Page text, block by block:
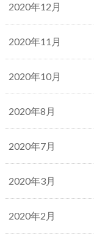
2020年12月
2020年11月
2020年10月
2020年8月
2020年7月
2020年3月
2020年2月